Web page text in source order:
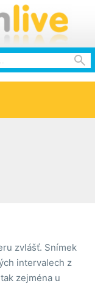

zvlášť. Snímek
intervalech z
zejména u